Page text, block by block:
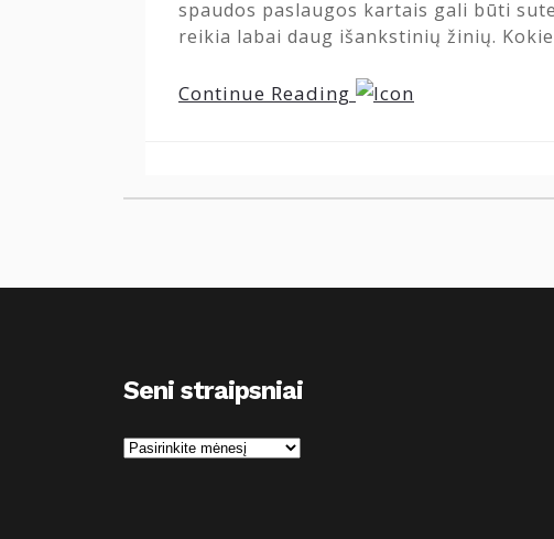
spaudos paslaugos kartais gali būti
reikia labai daug išankstinių žinių.
Continue Reading
Seni straipsniai
S